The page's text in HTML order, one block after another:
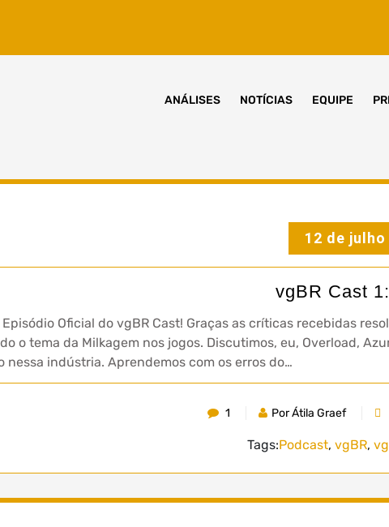
ANÁLISES NOTÍCIAS EQUIPE
12 de julho
vgBR Cast
Episódio Oficial do vgBR Cast! Graças as críticas recebidas
o tema da Milkagem nos jogos. Discutimos, eu, Overload,
nessa indústria. Aprendemos com os erros do…
1 Por Átila Graef
Tags:Podcast, vgBR,